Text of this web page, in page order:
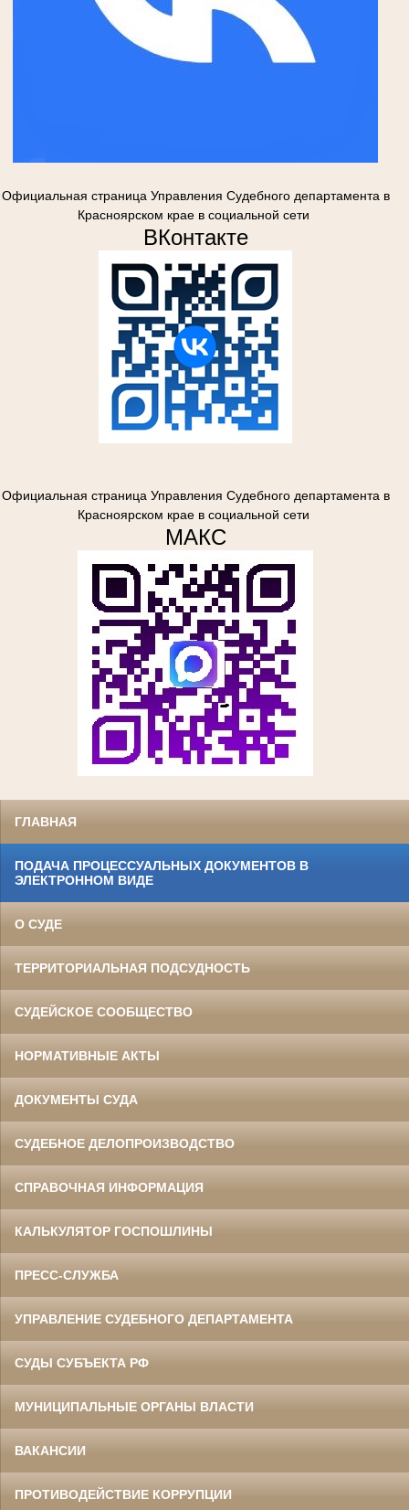
Официальная страница Управления Судебного департамента в
Красноярском крае в социальной сети
ВКонтакте
Официальная страница Управления Судебного департамента в
Красноярском крае в социальной сети
МАКС
ГЛАВНАЯ
ПОДАЧА ПРОЦЕССУАЛЬНЫХ ДОКУМЕНТОВ В
ЭЛЕКТРОННОМ ВИДЕ
О СУДЕ
ТЕРРИТОРИАЛЬНАЯ ПОДСУДНОСТЬ
СУДЕЙСКОЕ СООБЩЕСТВО
НОРМАТИВНЫЕ АКТЫ
ДОКУМЕНТЫ СУДА
СУДЕБНОЕ ДЕЛОПРОИЗВОДСТВО
СПРАВОЧНАЯ ИНФОРМАЦИЯ
КАЛЬКУЛЯТОР ГОСПОШЛИНЫ
ПРЕСС-СЛУЖБА
УПРАВЛЕНИЕ СУДЕБНОГО ДЕПАРТАМЕНТА
СУДЫ СУБЪЕКТА РФ
МУНИЦИПАЛЬНЫЕ ОРГАНЫ ВЛАСТИ
ВАКАНСИИ
ПРОТИВОДЕЙСТВИЕ КОРРУПЦИИ